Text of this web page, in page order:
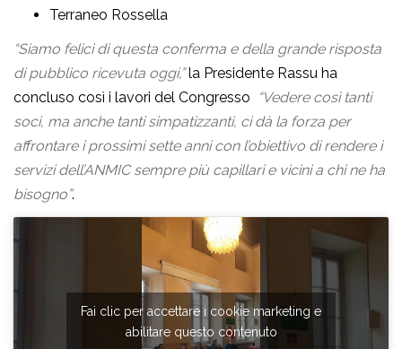
Terraneo Rossella
“Siamo felici di questa conferma e della grande risposta
di pubblico ricevuta oggi,”la Presidente Rassu ha
concluso così i lavori del Congresso
“Vedere così tanti
soci, ma anche tanti simpatizzanti, ci dà la forza per
affrontare i prossimi sette anni con l’obiettivo di rendere i
servizi dell’ANMIC sempre più capillari e vicini a chi ne ha
bisogno”.
Fai clic per accettare i cookie marketing e
abilitare questo contenuto